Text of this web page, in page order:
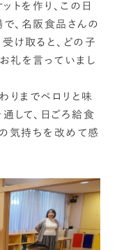
トを作り、この日
で、名阪食品さんの
け取ると、どの子
礼を言っていまし
りまでペロリと味
して、日ごろ給食
気持ちを改めて感